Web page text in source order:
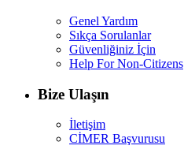
Genel Yardım
Sıkça Sorulanlar
Güvenliğiniz İçin
Help For Non-Citizens
Bize Ulaşın
İletişim
CİMER Başvurusu